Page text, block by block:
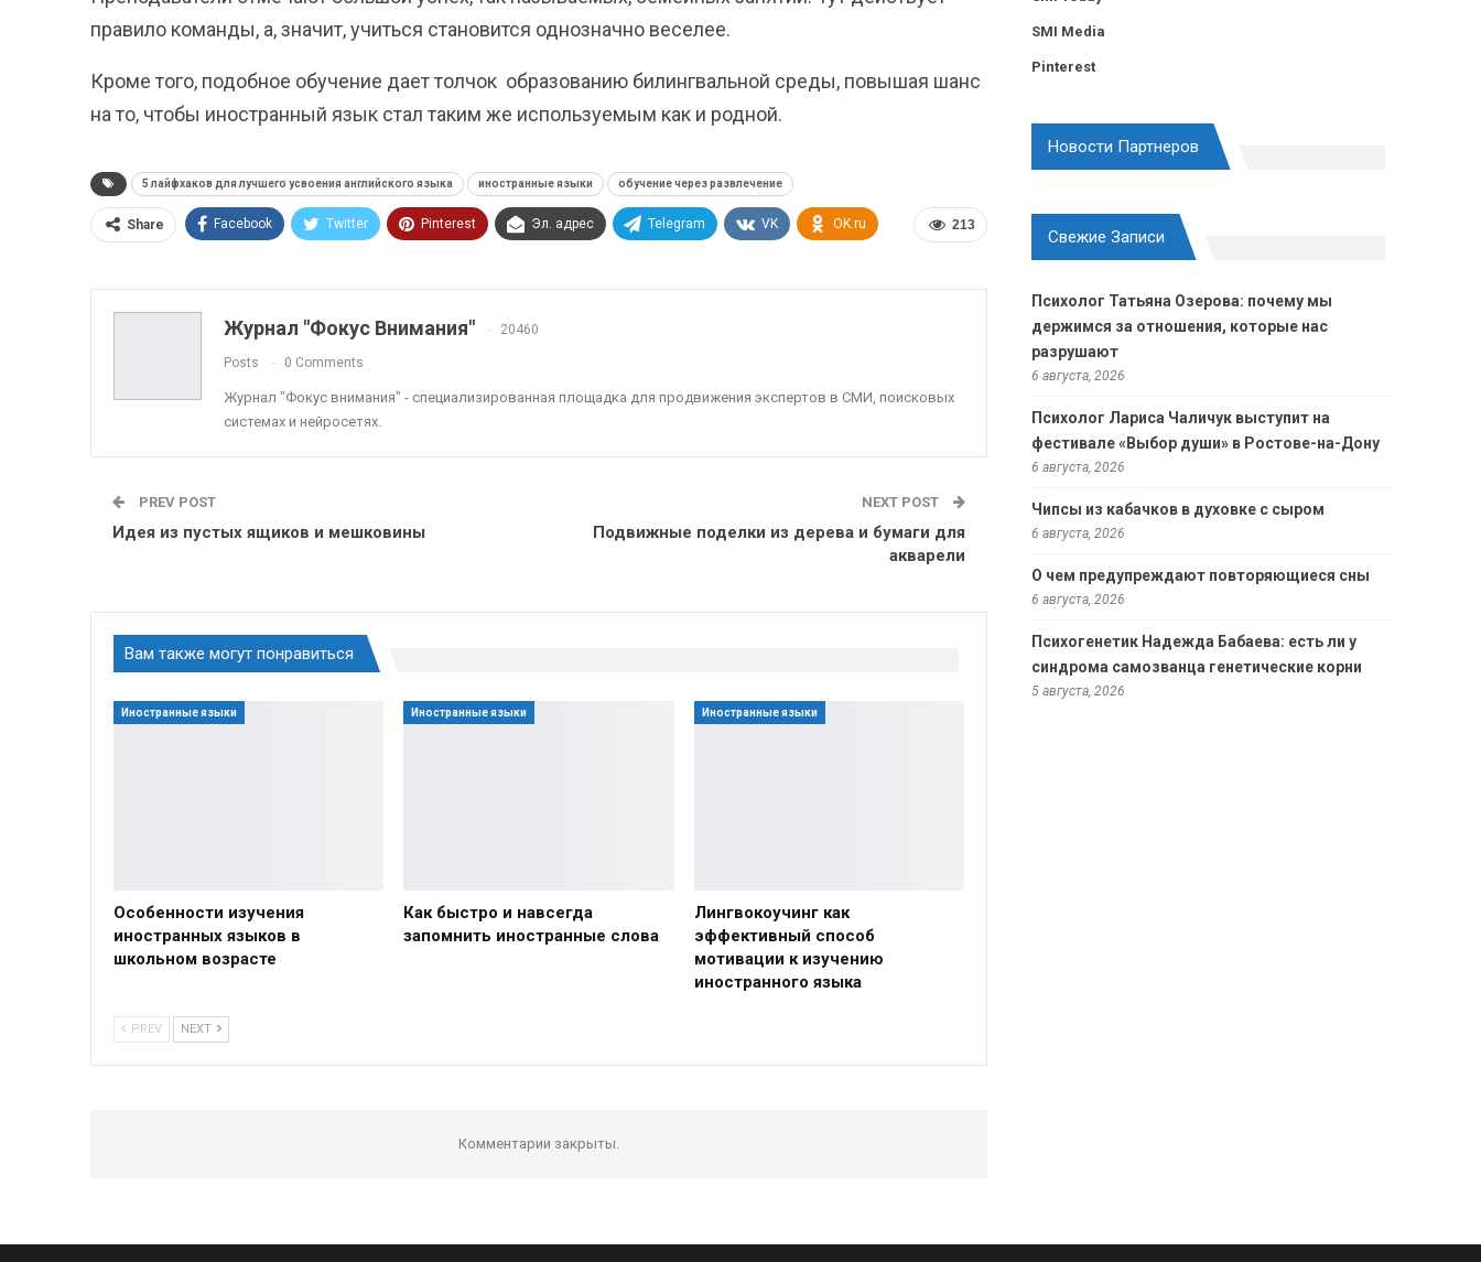
правило команды, а, значит, учиться становится однозначно веселее.
Кроме того, подобное обучение дает толчок образованию билингвальной среды, повышая шанс
на то, чтобы иностранный язык стал таким же используемым как и родной.
5 лайфхаков для лучшего усвоения английского языка иностранные языки обучение через развлечение
213
Share Facebook Twitter Pinterest Эл. адрес Telegram VK OK.ru
Журнал "Фокус Внимания" 20460
Posts 0 Comments
Журнал "Фокус внимания" - специализированная площадка для продвижения экспертов в СМИ, поисковых
системах и нейросетях.
PREV POST
Идея из пустых ящиков и мешковины
NEXT POST
Подвижные поделки из дерева и бумаги для
акварели
Вам также могут понравиться
Иностранные языки
Особенности изучения
иностранных языков в
школьном возрасте
Иностранные языки
Как быстро и навсегда
запомнить иностранные слова
Иностранные языки
Лингвокоучинг как
эффективный способ
мотивации к изучению
иностранного языка
PREV NEXT
Комментарии закрыты.
SMI Media
Pinterest
Новости Партнеров
Свежие Записи
Психолог Татьяна Озерова: почему мы
держимся за отношения, которые нас
разрушают
6 августа, 2026
Психолог Лариса Чаличук выступит на
фестивале «Выбор души» в Ростове-на-Дону
6 августа, 2026
Чипсы из кабачков в духовке с сыром
6 августа, 2026
О чем предупреждают повторяющиеся сны
6 августа, 2026
Психогенетик Надежда Бабаева: есть ли у
синдрома самозванца генетические корни
5 августа, 2026